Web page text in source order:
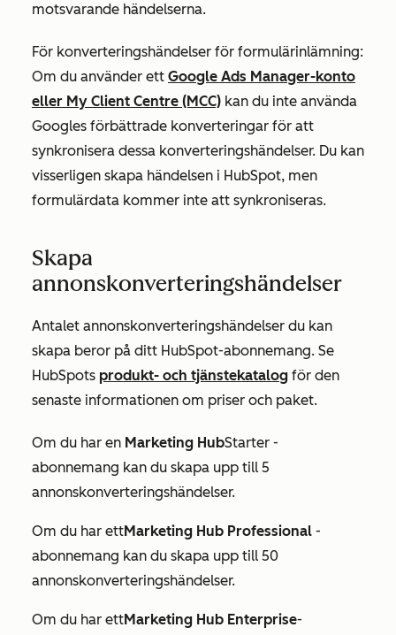
motsvarande händelserna.
För konverteringshändelser för formulärinlämning:
Om du använder ett Google Ads Manager-konto
eller My Client Centre (MCC) kan du inte använda
Googles förbättrade konverteringar för att
synkronisera dessa konverteringshändelser. Du kan
visserligen skapa händelsen i HubSpot, men
formulärdata kommer inte att synkroniseras.
Skapa
annonskonverteringshändelser
Antalet annonskonverteringshändelser du kan
skapa beror på ditt HubSpot-abonnemang. Se
HubSpots produkt- och tjänstekatalog för den
senaste informationen om priser och paket.
Om du har en Marketing HubStarter -
abonnemang kan du skapa upp till 5
annonskonverteringshändelser.
Om du har ettMarketing Hub Professional -
abonnemang kan du skapa upp till 50
annonskonverteringshändelser.
Om du har ettMarketing Hub Enterprise-